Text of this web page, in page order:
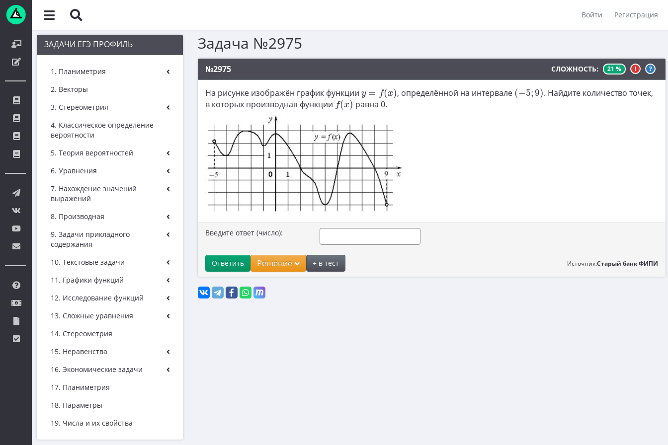
Войти Регистрация
ЗАДАЧИ ЕГЭ ПРОФИЛЬ
1. Планиметрия
2. Векторы
3. Стереометрия
4. Классическое определение
вероятности
5. Теория вероятностей
6. Уравнения
7. Нахождение значений
выражений
8. Производная
9. Задачи прикладного
содержания
10. Текстовые задачи
11. Графики функций
12. Исследование функций
13. Сложные уравнения
14. Стереометрия
15. Неравенства
16. Экономические задачи
17. Планиметрия
18. Параметры
19. Числа и их свойства
Задача №2975
№2975 СЛОЖНОСТЬ: 21 % ! ?
На рисунке изображён график функции y = f(x)
y= x) , определённой на интервале (−5;9)
(− 5;9) . Найдите количество точек,
в которых производная функции f(x)
f(x) равна 0.
Введите ответ (число):
Ответить Решение + в тест Источник:Старый банк ФИПИ